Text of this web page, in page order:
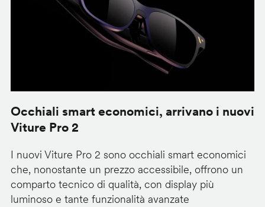
Occhiali smart economici, arrivano i nuovi
Viture Pro 2
I nuovi Viture Pro 2 sono occhiali smart economici
che, nonostante un prezzo accessibile, offrono un
comparto tecnico di qualità, con display più
luminoso e tante funzionalità avanzate